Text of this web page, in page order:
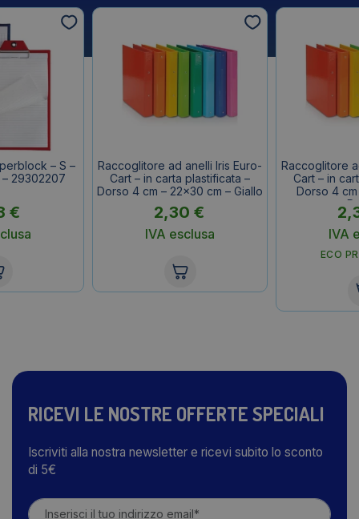
– S –
– 29302207
€
Raccoglitore ad anelli Iris Euro-
Cart – in carta plastificata –
Dorso 4 cm – 22×30 cm – Giallo
2,30 €
IVA esclusa
Raccoglitore
Cart – in
Dorso 4
IVA
ECO
RICEVI LE NOSTRE OFFERTE SPECIALI
Iscriviti alla nostra newsletter e ricevi subito lo sconto
di 5€